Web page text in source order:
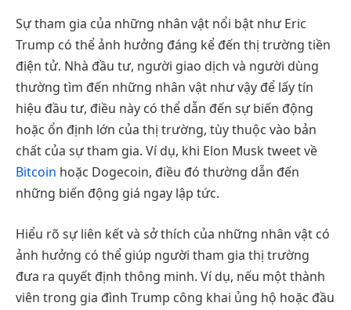
Sự tham gia của những nhân vật nổi bật như Eric
Trump có thể ảnh hưởng đáng kể đến thị trường tiền
điện tử. Nhà đầu tư, người giao dịch và người dùng
thường tìm đến những nhân vật như vậy để lấy tín
hiệu đầu tư, điều này có thể dẫn đến sự biến động
hoặc ổn định lớn của thị trường, tùy thuộc vào bản
chất của sự tham gia. Ví dụ, khi Elon Musk tweet về
Bitcoin hoặc Dogecoin, điều đó thường dẫn đến
những biến động giá ngay lập tức.
Hiểu rõ sự liên kết và sở thích của những nhân vật có
ảnh hưởng có thể giúp người tham gia thị trường
đưa ra quyết định thông minh. Ví dụ, nếu một thành
viên trong gia đình Trump công khai ủng hộ hoặc đầu